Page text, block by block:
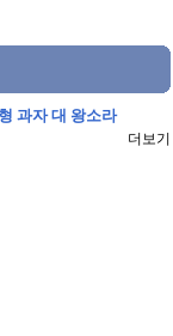
과자 대 왕소라
더보기